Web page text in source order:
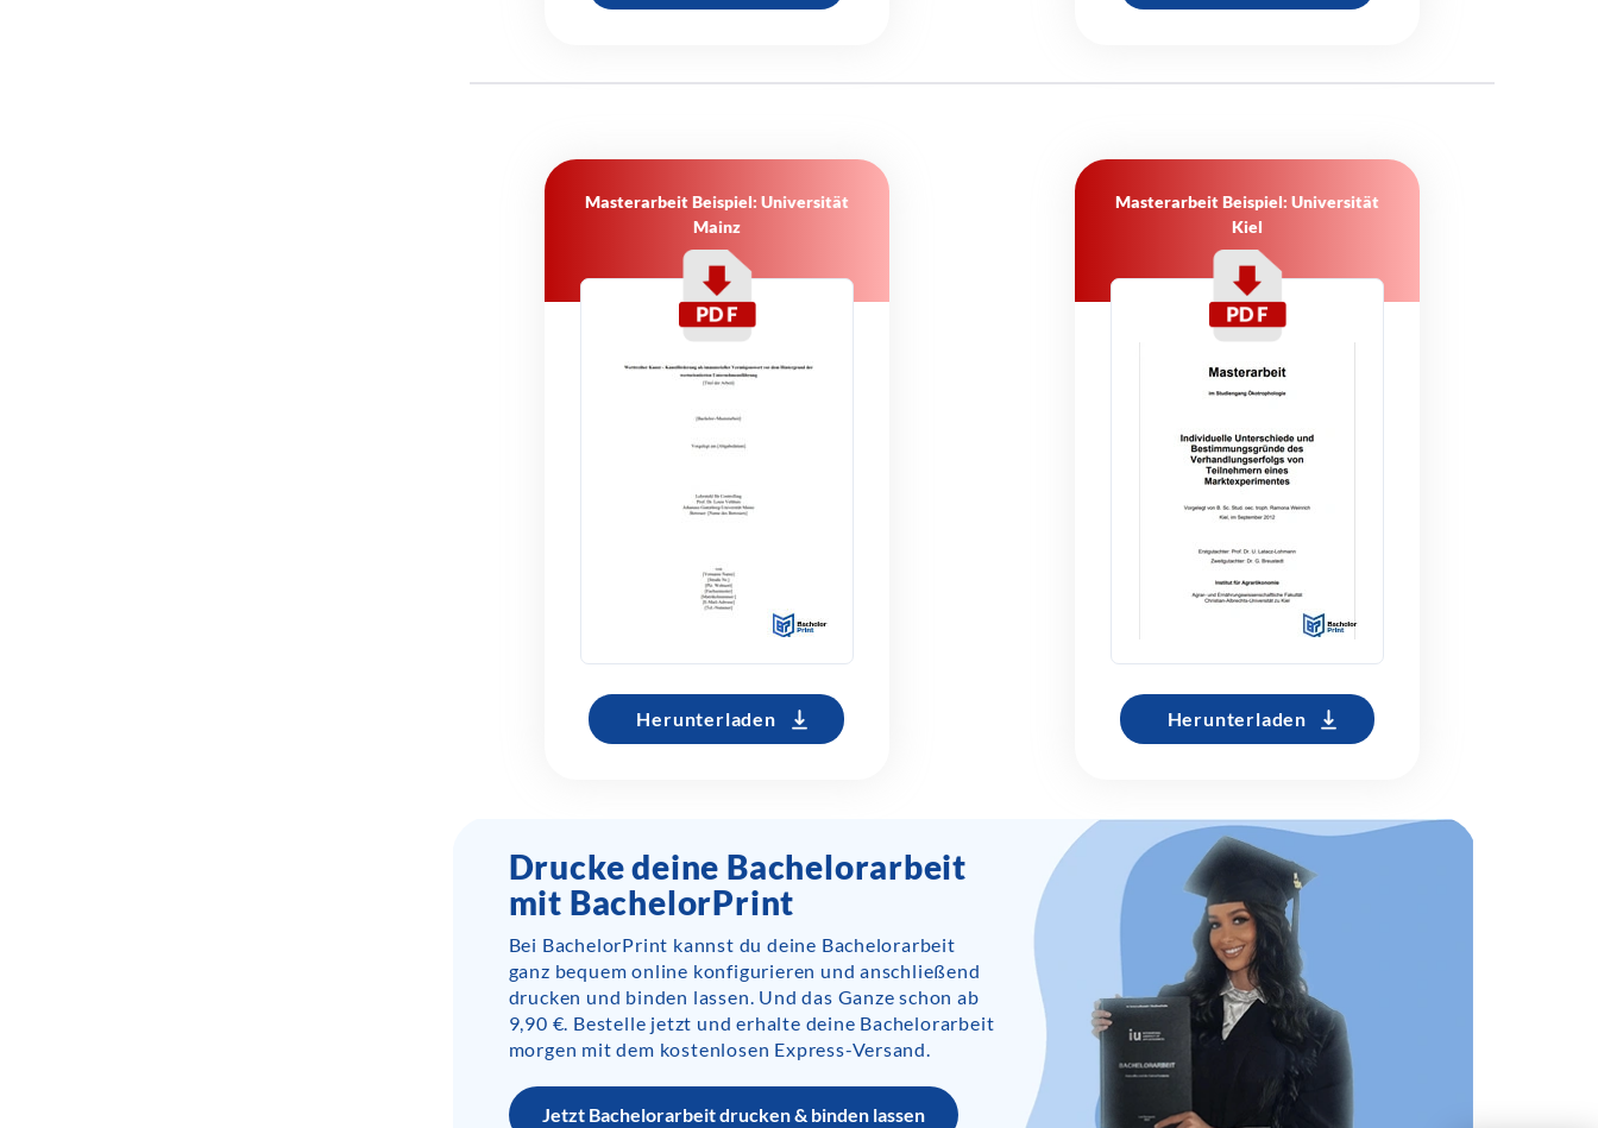
Masterarbeit Beispiel: Universität
Mainz
Herunterladen
Masterarbeit Beispiel: Universität
Kiel
Herunterladen
Drucke deine Bachelorarbeit
mit BachelorPrint
Bei BachelorPrint kannst du deine Bachelorarbeit
ganz bequem online konfigurieren und anschließend
drucken und binden lassen. Und das Ganze schon ab
9,90 €. Bestelle jetzt und erhalte deine Bachelorarbeit
morgen mit dem kostenlosen Express-Versand.
Jetzt Bachelorarbeit drucken & binden lassen